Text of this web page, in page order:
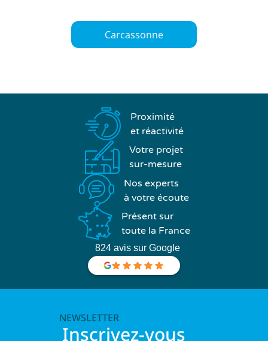
Carcassonne
Proximité
et réactivité
Votre projet
sur-mesure
Nos experts
à votre écoute
Présent sur
toute la France
824 avis sur Google
NEWSLETTER
Inscrivez-vous